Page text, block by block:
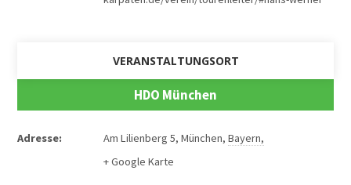
VERANSTALTUNGSORT
HDO München
Adresse: Am Lilienberg 5, München, Bayern,
+ Google Karte